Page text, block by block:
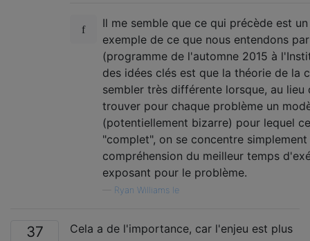
Il me semble que ce qui précède est
exemple de ce que nous entendons
(programme de l'automne 2015 à
des idées clés est que la théorie de la
sembler très différente lorsque, au lieu
trouver pour chaque problème un
(potentiellement bizarre) pour lequel
"complet", on se concentre simplement
compréhension du meilleur temps
exposant pour le problème.
Ryan Williams le
37
Cela a de l'importance, car l'enjeu est plus